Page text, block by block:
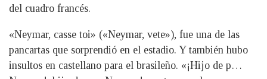
del cuadro francés.
«Neymar, casse toi» («Neymar, vete»), fue una de las
pancartas que sorprendió en el estadio. Y también hubo
insultos en castellano para el brasileño. «¡Hijo de p…